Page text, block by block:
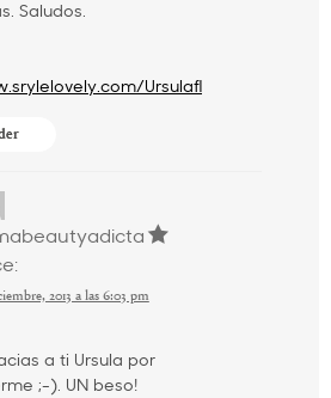
Saludos.
Ursulafl
2013 a las 6:03 pm
a ti Ursula por
;-). UN beso!